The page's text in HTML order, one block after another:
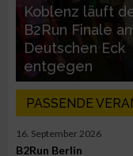
Koblenz läuft
B2Run Finale
Deutschen Eck
entgegen
PASSENDE
16. September 2026
B2Run Berlin
Notwendig
Performance
Funktional